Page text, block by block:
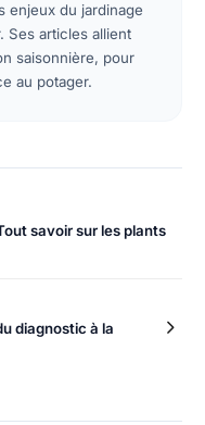
enjeux du jardinage
Ses articles allient
saisonnière, pour
au potager.
savoir sur les plants
diagnostic à la